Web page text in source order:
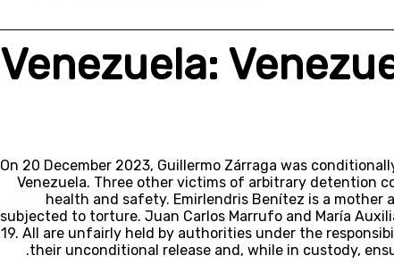
Venezuela:
On 20 December 2023, Guillermo Zárraga was
Venezuela. Three other victims of arbitrary detention
health and safety. Emirlendris Benítez is a
subjected to torture. Juan Carlos Marrufo and María
All are unfairly held by authorities under the
their unconditional release and, while in custody,